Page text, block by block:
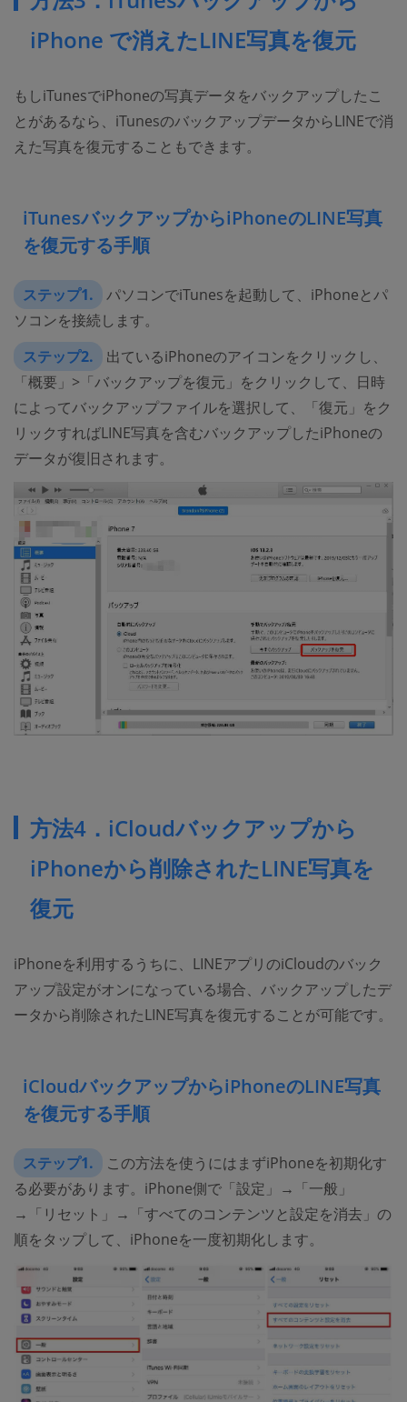
iPhone で消えたLINE写真を復元
もしiTunesでiPhoneの写真データをバックアップしたこ
とがあるなら、iTunesのバックアップデータからLINEで消
えた写真を復元することもできます。
iTunesバックアップからiPhoneのLINE写真
を復元する手順
ステップ1.
パソコンでiTunesを起動して、iPhoneとパ
ソコンを接続します。
ステップ2.
出ているiPhoneのアイコンをクリックし、
「概要」>「バックアップを復元」をクリックして、日時
によってバックアップファイルを選択して、「復元」をク
リックすればLINE写真を含むバックアップしたiPhoneの
データが復旧されます。
方法4．iCloudバックアップから
iPhoneから削除されたLINE写真を
復元
iPhoneを利用するうちに、LINEアプリのiCloudのバック
アップ設定がオンになっている場合、バックアップしたデ
ータから削除されたLINE写真を復元することが可能です。
iCloudバックアップからiPhoneのLINE写真
を復元する手順
ステップ1.
この方法を使うにはまずiPhoneを初期化す
る必要があります。iPhone側で「設定」→「一般」
→「リセット」→「すべてのコンテンツと設定を消去」の
順をタップして、iPhoneを一度初期化します。